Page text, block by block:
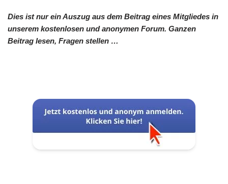
Dies ist nur ein Auszug aus dem Beitrag eines Mitgliedes in
unserem kostenlosen und anonymen Forum. Ganzen
Beitrag lesen, Fragen stellen …